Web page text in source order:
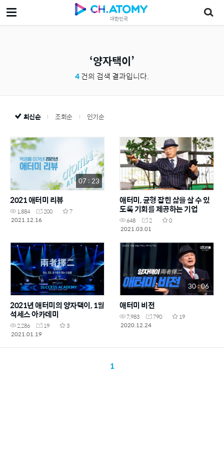
대한민국
양자택이
4건의 검색 결과입니다.
최신순 조회순 인기순
07 : 23
2021 애터미 리뷰
1,884 200
7
2021.12.16
애터미, 균형 잡힌 삶을 살 수 있
도록 기회를 제공하는 기업
648 2
0
2021.03.01
2021년 애터미의 양자택이, 1월
석세스 아카데미
2,286 19
3
2021.01.19
30 : 06
애터미 비전
7,983 790
19
2020.12.24
1